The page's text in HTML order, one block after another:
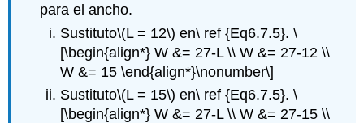
para el ancho.
Sustituto\(L = 12\) en\ ref {Eq6.7.5}. \
[\begin{align*} W &= 27-L \\ W &= 27-12 \\
W &= 15 \end{align*}\nonumber\]
Sustituto\(L = 15\) en\ ref {Eq6.7.5}. \
[\begin{align*} W &= 27-L \\ W &= 27-15 \\